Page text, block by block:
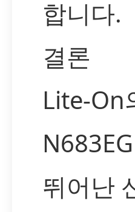
합니다.
결론
Lite-On
뛰어난